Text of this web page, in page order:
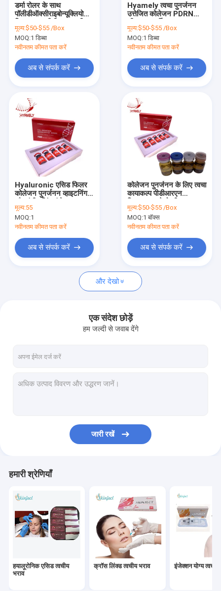
उत्पादों
हमारे बारे में
कारखाना भ्रमण
संपर्क करें
समाचार
एक उद्धरण का अनुरोध करें
Shopping Online
हयालूरोनिक एसिड त्वचीय भराव
इंजेक्शन योग्य त्वचीय भराव
बोटुलिनम टॉक्सिन
स्किनजेक्ट फिलर
मेडिकल सोडियम हाइलूरोनेट जेल
त्वचीय भराव होंठ इंजेक्शन
मेसोथेरेपी बंदूक
डर्मा रोलर के साथ
पॉलीडीऑक्सीराइबोन्यूक्लियोटाइड
मूल्य:$50-$55 /Box
MOQ:1 डिब्बा
नवीनतम कीमत पता करें
अब से संपर्क करें
Hyamely त्वचा पुनर्जनन
उत्तेजित कोलेजन PDRN
मूल्य:$50-$55 /Box
MOQ:1 डिब्बा
नवीनतम कीमत पता करें
अब से संपर्क करें
Hyaluronic एसिड फिलर
कोलेजन पुनर्जनन व्हाइटनिंग
मूल्य:55
MOQ:1
नवीनतम कीमत पता करें
अब से संपर्क करें
कोलेजन पुनर्जनन के लिए त्वचा
कायाकल्प पीडीआरएन
मूल्य:$50-$55 /Box
MOQ:1 बॉक्स
नवीनतम कीमत पता करें
अब से संपर्क करें
और देखो
एक संदेश छोड़ें
हम जल्दी से जवाब देंगे
जारी रखें
हमारी श्रेणियाँ
हयालूरोनिक एसिड त्वचीय
भराव
क्रॉस लिंक्ड त्वचीय भराव इंजेक्शन योग्य त्वचीय